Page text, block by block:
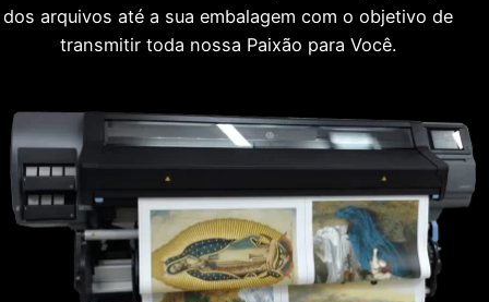
dos arquivos até a sua embalagem com o objetivo de
transmitir toda nossa Paixão para Você.